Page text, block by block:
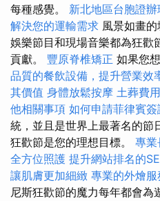
每種感覺。 新北地區台胞證
解決您的運輸需求 風景如畫的
娛樂節目和現場音樂都為狂歡
貢獻。 豐原脊椎矯正 如果您
品質的餐飲設備，提升營業效
其價值 身體放鬆按摩 土葬費
他相關事項 如何申請菲律賓
統，並且是世界上最著名的節
狂歡節是您的理想目標。 專業
全方位照護 提升網站排名的
讓肌膚更加細緻 專業的外燴
尼斯狂歡節的魔力每年都會為